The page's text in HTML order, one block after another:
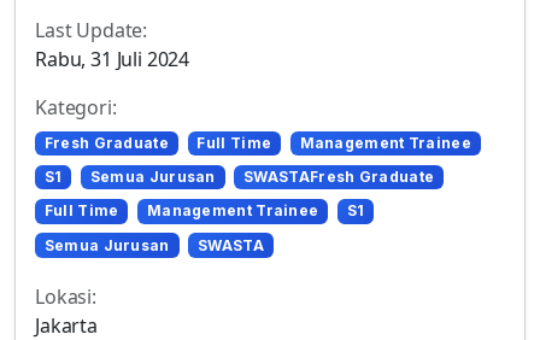
Last Update:
Rabu, 31 Juli 2024
Kategori:
Fresh Graduate Full Time
Management Trainee
S1
Semua Jurusan
SWASTAFresh Graduate
Full Time
Management Trainee
S1
Semua Jurusan
SWASTA
Lokasi:
Jakarta